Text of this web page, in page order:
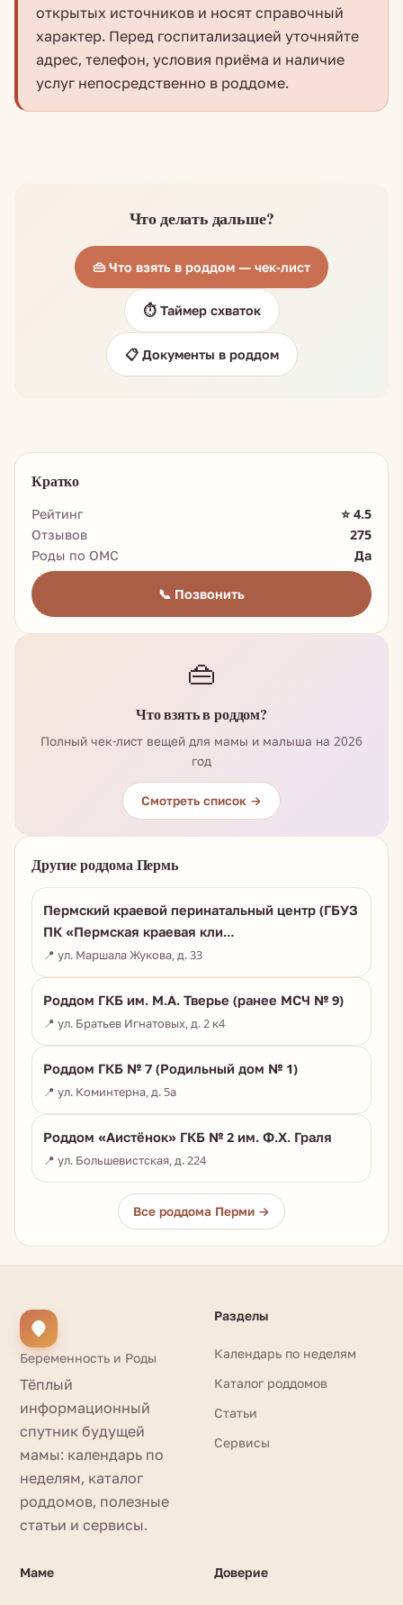
открытых источников и носят справочный
характер. Перед госпитализацией уточняйте
адрес, телефон, условия приёма и наличие
услуг непосредственно в роддоме.
Кратко
Рейтинг
⭐ 4.5
Отзывов
275
Роды по ОМС
Да
📞 Позвонить
👜
Что взять в роддом?
Полный чек-лист вещей для мамы и малыша на 2026
год
Смотреть список →
Другие роддома Пермь
Пермский краевой перинатальный центр (ГБУЗ
ПК «Пермская краевая кли…
📍 ул. Маршала Жукова, д. 33
Роддом ГКБ им. М.А. Тверье (ранее МСЧ № 9)
📍 ул. Братьев Игнатовых, д. 2 к4
Роддом ГКБ № 7 (Родильный дом № 1)
📍 ул. Коминтерна, д. 5а
Роддом «Аистёнок» ГКБ № 2 им. Ф.Х. Граля
📍 ул. Большевистская, д. 224
Все роддома Перми →
Что делать дальше?
👜 Что взять в роддом — чек-лист
⏱️ Таймер схваток
📋 Документы в роддом
Беременность и Роды
Тёплый
информационный
спутник будущей
мамы: календарь по
неделям, каталог
роддомов, полезные
статьи и сервисы.
Разделы
Календарь по неделям
Каталог роддомов
Статьи
Сервисы
Маме Доверие